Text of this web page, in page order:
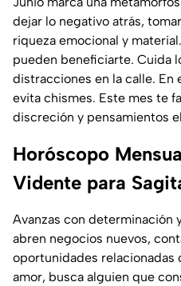
dejar lo negativo atrás,
riqueza emocional y
pueden beneficiarte. Cuida
distracciones en la calle. En
evita chismes. Este mes te
discreción y pensamientos
Horóscopo
Vidente para
Avanzas con determinación
abren negocios nuevos,
oportunidades relacionadas
amor, busca alguien que